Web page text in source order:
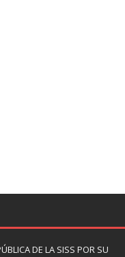
DE LA SISS POR SU